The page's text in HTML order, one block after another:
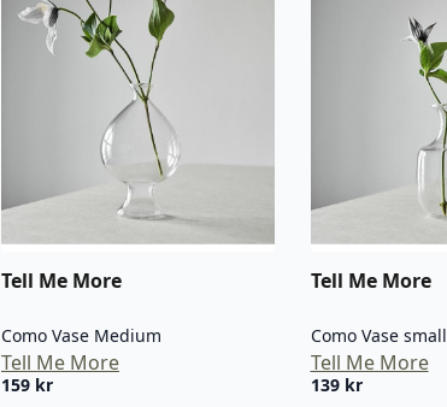
Tell Me More
Como Vase Medium
Tell Me More
159 kr
Tell Me More
Como Vase small
Tell Me More
139 kr